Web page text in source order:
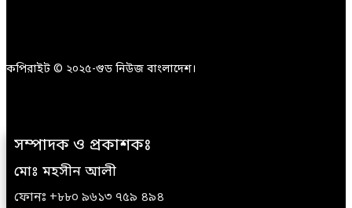
কপিরাইট © ২০২৫-গুড নিউজ বাংলাদেশ।
সম্পাদক ও প্রকাশকঃ
মোঃ মহসীন আলী
ফোনঃ +৮৮০ ৯৬১৩ ৭৫৯ ৪৯৪